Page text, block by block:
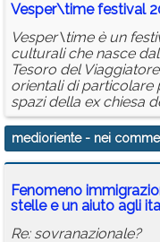
Vesper\time festival
Vesper\time è un
culturali che nasce
Tesoro del
orientali di particolare
spazi della ex chiesa
medioriente- nei
Fenomeno
stelle e un aiuto agli
Re: sovranazionale?